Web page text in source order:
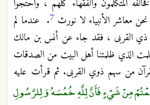
المتكلمون والفقهاء كلهم ، واحتجوا
معاشر الأنبياء لا نورث 7. عندما لم
ذي القربى ، فقد جاء عن أنس بن مالك
الذي ظلمتنا أهل البيت من الصدقات
من سهم ذوي القربى. ثم قرأت عليه
مِنْ شَيْءٍ فَأَنَّ لِلَّهِ خُمُسَهُ وَلِلرَّسُولِ